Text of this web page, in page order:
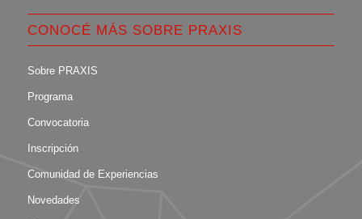
CONOCÉ MÁS SOBRE PRAXIS
Sobre PRAXIS
Programa
Convocatoria
Inscripción
Comunidad de Experiencias
Novedades